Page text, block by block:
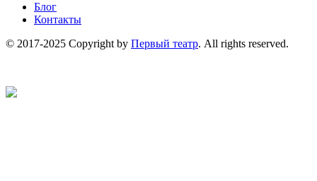
Блог
Контакты
© 2017-2025 Copyright by Первый театр. All rights reserved.